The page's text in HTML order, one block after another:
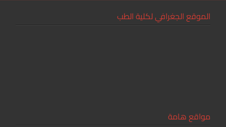
الموقع الجغرافي لكلية الطب
مواقع هامة